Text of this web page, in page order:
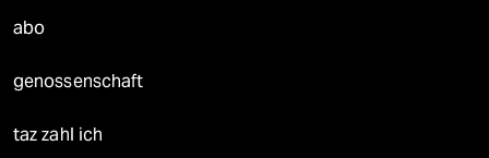
abo
genossenschaft
taz zahl ich